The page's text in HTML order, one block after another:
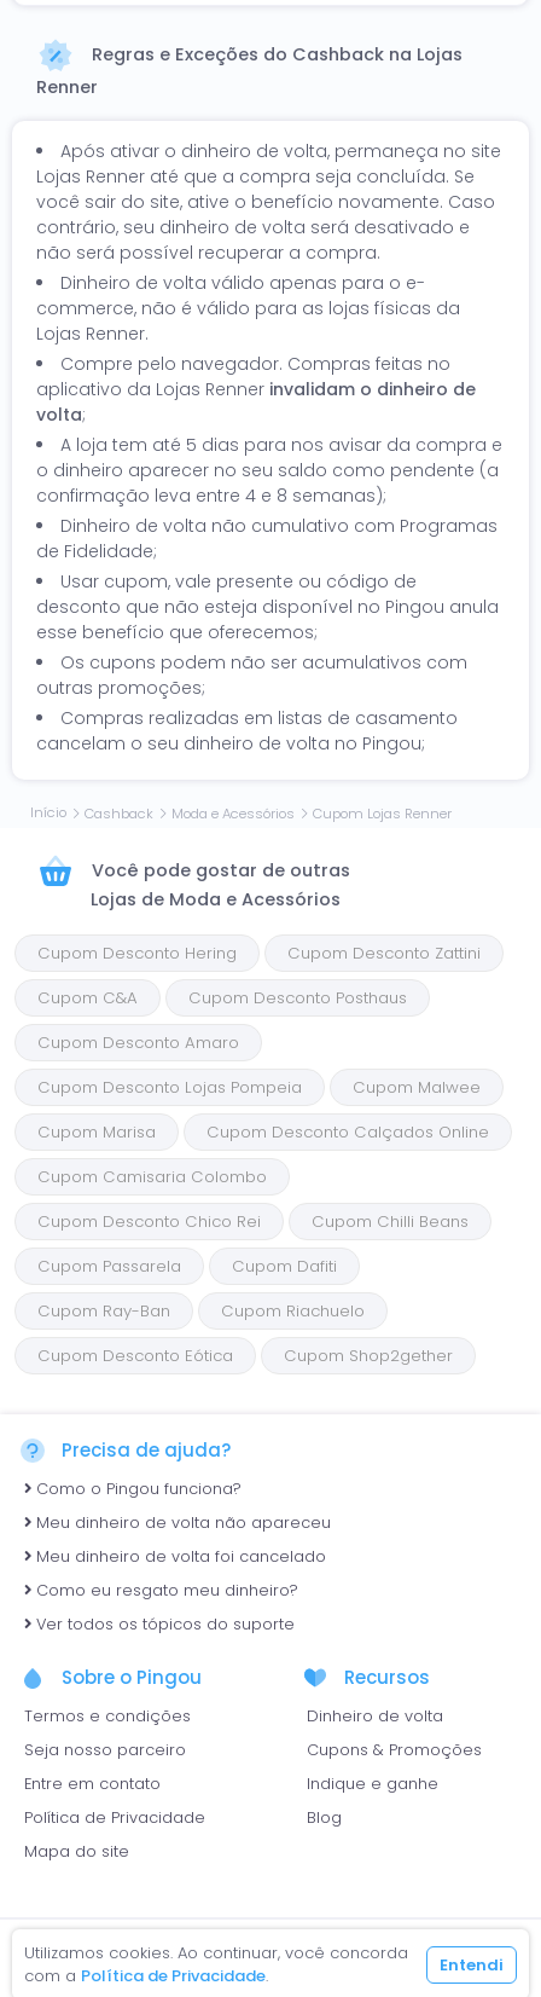
Início Cashback Moda e Acessórios Cupom Lojas Renner
Regras e Exceções do Cashback na Lojas
Renner
Após ativar o dinheiro de volta, permaneça no site
Lojas Renner até que a compra seja concluída. Se
você sair do site, ative o benefício novamente. Caso
contrário, seu dinheiro de volta será desativado e
não será possível recuperar a compra.
Dinheiro de volta válido apenas para o e-
commerce, não é válido para as lojas físicas da
Lojas Renner.
Compre pelo navegador. Compras feitas no
aplicativo da Lojas Renner invalidam o dinheiro de
volta;
A loja tem até 5 dias para nos avisar da compra e
o dinheiro aparecer no seu saldo como pendente (a
confirmação leva entre 4 e 8 semanas);
Dinheiro de volta não cumulativo com Programas
de Fidelidade;
Usar cupom, vale presente ou código de
desconto que não esteja disponível no Pingou anula
esse benefício que oferecemos;
Os cupons podem não ser acumulativos com
outras promoções;
Compras realizadas em listas de casamento
cancelam o seu dinheiro de volta no Pingou;
Você pode gostar de outras
Lojas de Moda e Acessórios
Cupom Desconto Hering
Cupom Desconto Zattini
Cupom C&A
Cupom Desconto Posthaus
Cupom Desconto Amaro
Cupom Desconto Lojas Pompeia
Cupom Malwee
Cupom Marisa
Cupom Desconto Calçados Online
Cupom Camisaria Colombo
Cupom Desconto Chico Rei
Cupom Chilli Beans
Cupom Passarela
Cupom Dafiti
Cupom Ray-Ban
Cupom Riachuelo
Cupom Desconto Eótica
Cupom Shop2gether
Precisa de ajuda?
Como o Pingou funciona?
Meu dinheiro de volta não apareceu
Meu dinheiro de volta foi cancelado
Como eu resgato meu dinheiro?
Ver todos os tópicos do suporte
Sobre o Pingou
Termos e condições
Seja nosso parceiro
Entre em contato
Política de Privacidade
Mapa do site
Recursos
Dinheiro de volta
Cupons & Promoções
Indique e ganhe
Blog
Pingou! Cashback - São Paulo, SP © 2026
Utilizamos cookies. Ao continuar, você concorda
com a Política de Privacidade. Entendi